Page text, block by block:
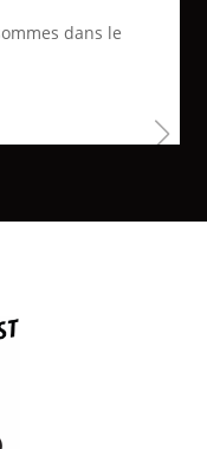
dans le